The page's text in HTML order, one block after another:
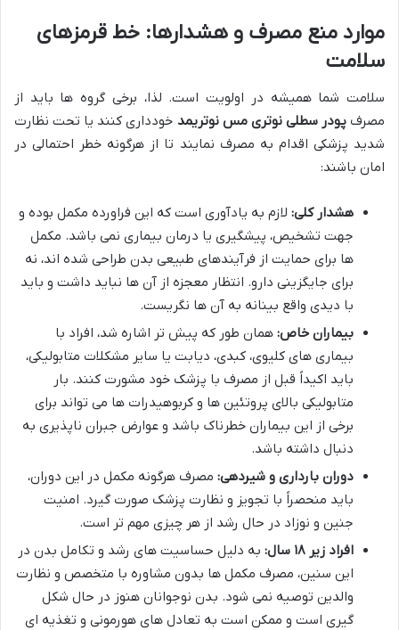
موارد منع مصرف و هشدارها: خط قرمزهای
سلامت
سلامت شما همیشه در اولویت است. لذا، برخی گروه ها باید از
مصرفپودر سطلی نوتری مس نوتریمد خودداری کنند یا تحت نظارت
شدید پزشکی اقدام به مصرف نمایند تا از هرگونه خطر احتمالی در
امان باشند:
هشدار کلی: لازم به یادآوری است که این فراورده مکمل بوده و
جهت تشخیص، پیشگیری یا درمان بیماری نمی باشد. مکمل
ها برای حمایت از فرآیندهای طبیعی بدن طراحی شده اند، نه
برای جایگزینی دارو. انتظار معجزه از آن ها نباید داشت و باید
با دیدی واقع بینانه به آن ها نگریست.
بیماران خاص: همان طور که پیش تر اشاره شد، افراد با
بیماری های کلیوی، کبدی، دیابت یا سایر مشکلات متابولیکی،
باید اکیداً قبل از مصرف با پزشک خود مشورت کنند. بار
متابولیکی بالای پروتئین ها و کربوهیدرات ها می تواند برای
برخی از این بیماران خطرناک باشد و عوارض جبران ناپذیری به
دنبال داشته باشد.
دوران بارداری و شیردهی: مصرف هرگونه مکمل در این دوران،
باید منحصراً با تجویز و نظارت پزشک صورت گیرد. امنیت
جنین و نوزاد در حال رشد از هر چیزی مهم تر است.
افراد زیر ۱۸ سال:
به دلیل حساسیت های رشد و تکامل بدن در
این سنین، مصرف مکمل ها بدون مشاوره با متخصص و نظارت
والدین توصیه نمی شود. بدن نوجوانان هنوز در حال شکل
گیری است و ممکن است به تعادل های هورمونی و تغذیه ای